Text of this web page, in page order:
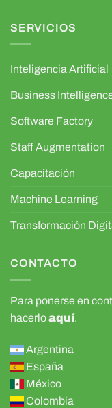
SERVICIOS
Inteligencia Artificial
Business
Software Factory
Staff Augmentation
Capacitación
Machine Learning
Transformación
CONTACTO
Para ponerse en
hacerloaquí.
Argentina
España
México
Colombia